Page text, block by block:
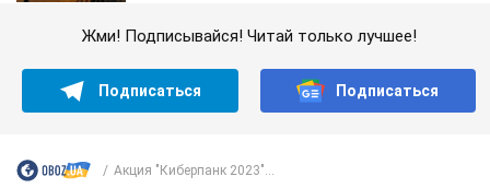
Жми! Подписывайся! Читай только лучшее!
Подписаться Подписаться
Акция "Киберпанк 2023"...